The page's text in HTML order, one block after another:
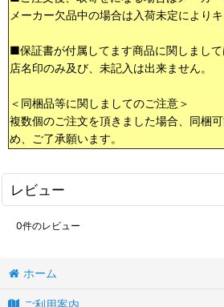
メーカー欠品中の場合は入荷未定により
■保証書が付属してます商品に関しまし
店名印のみ及び、未記入は出来ません。
＜同梱品等に関しましてのご注意＞
複数個のご注文を頂きました場合、同梱
め、ご了承願います。
レビュー
0件のレビュー
ホーム
ご利用案内